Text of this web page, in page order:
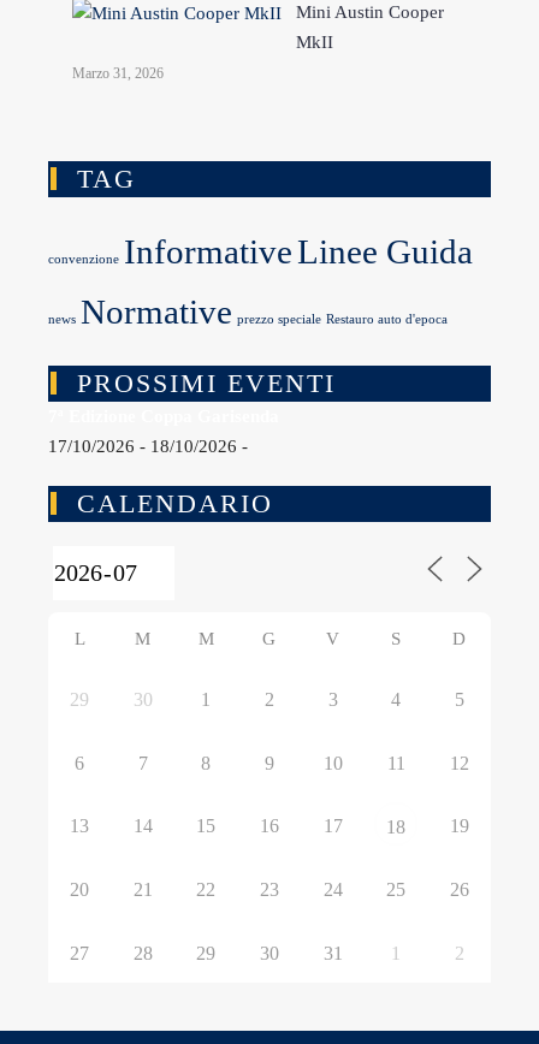
Mini Austin Cooper
MkII
Marzo 31, 2026
TAG
convenzione InformativeLinee Guida
news Normative prezzo speciale Restauro auto d'epoca
PROSSIMI EVENTI
17/10/2026 - 18/10/2026 -
CALENDARIO
L M M G V S D
29 30 1 2 3 4 5
6 7 8 9 10 11 12
13 14 15 16 17 18 19
20 21 22 23 24 25 26
27 28 29 30 31 1 2